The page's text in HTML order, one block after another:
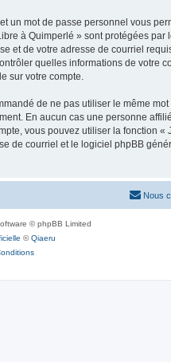
mot de passe personnel vous
à Quimperlé » sont protégées
et de votre adresse de courriel
quelles informations de votre
sur votre compte.
de ne pas utiliser le même
En aucun cas une personne
vous pouvez utiliser la fonction
de courriel et le logiciel phpBB
Nous
© phpBB Limited
©Qiaeru